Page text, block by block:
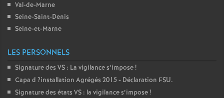
Val-de-Marne
Seine-Saint-Denis
Seine-et-Marne
LES PERSONNELS
Signature des VS : La vigilance s’impose!
Capa d ?installation Agrégés 2015 - Déclaration FSU.
Signature des états VS : la vigilance s’impose!